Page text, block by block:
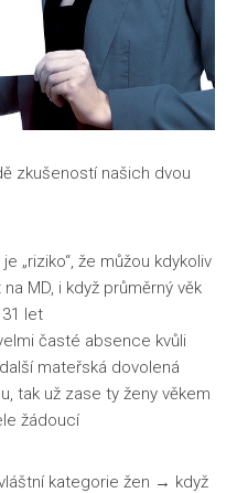
zkušeností našich dvou
„riziko“, že můžou kdykoliv
MD, i když průměrný věk
let
časté absence kvůli
mateřská dovolená
tak už zase ty ženy věkem
žádoucí
kategorie žen → když